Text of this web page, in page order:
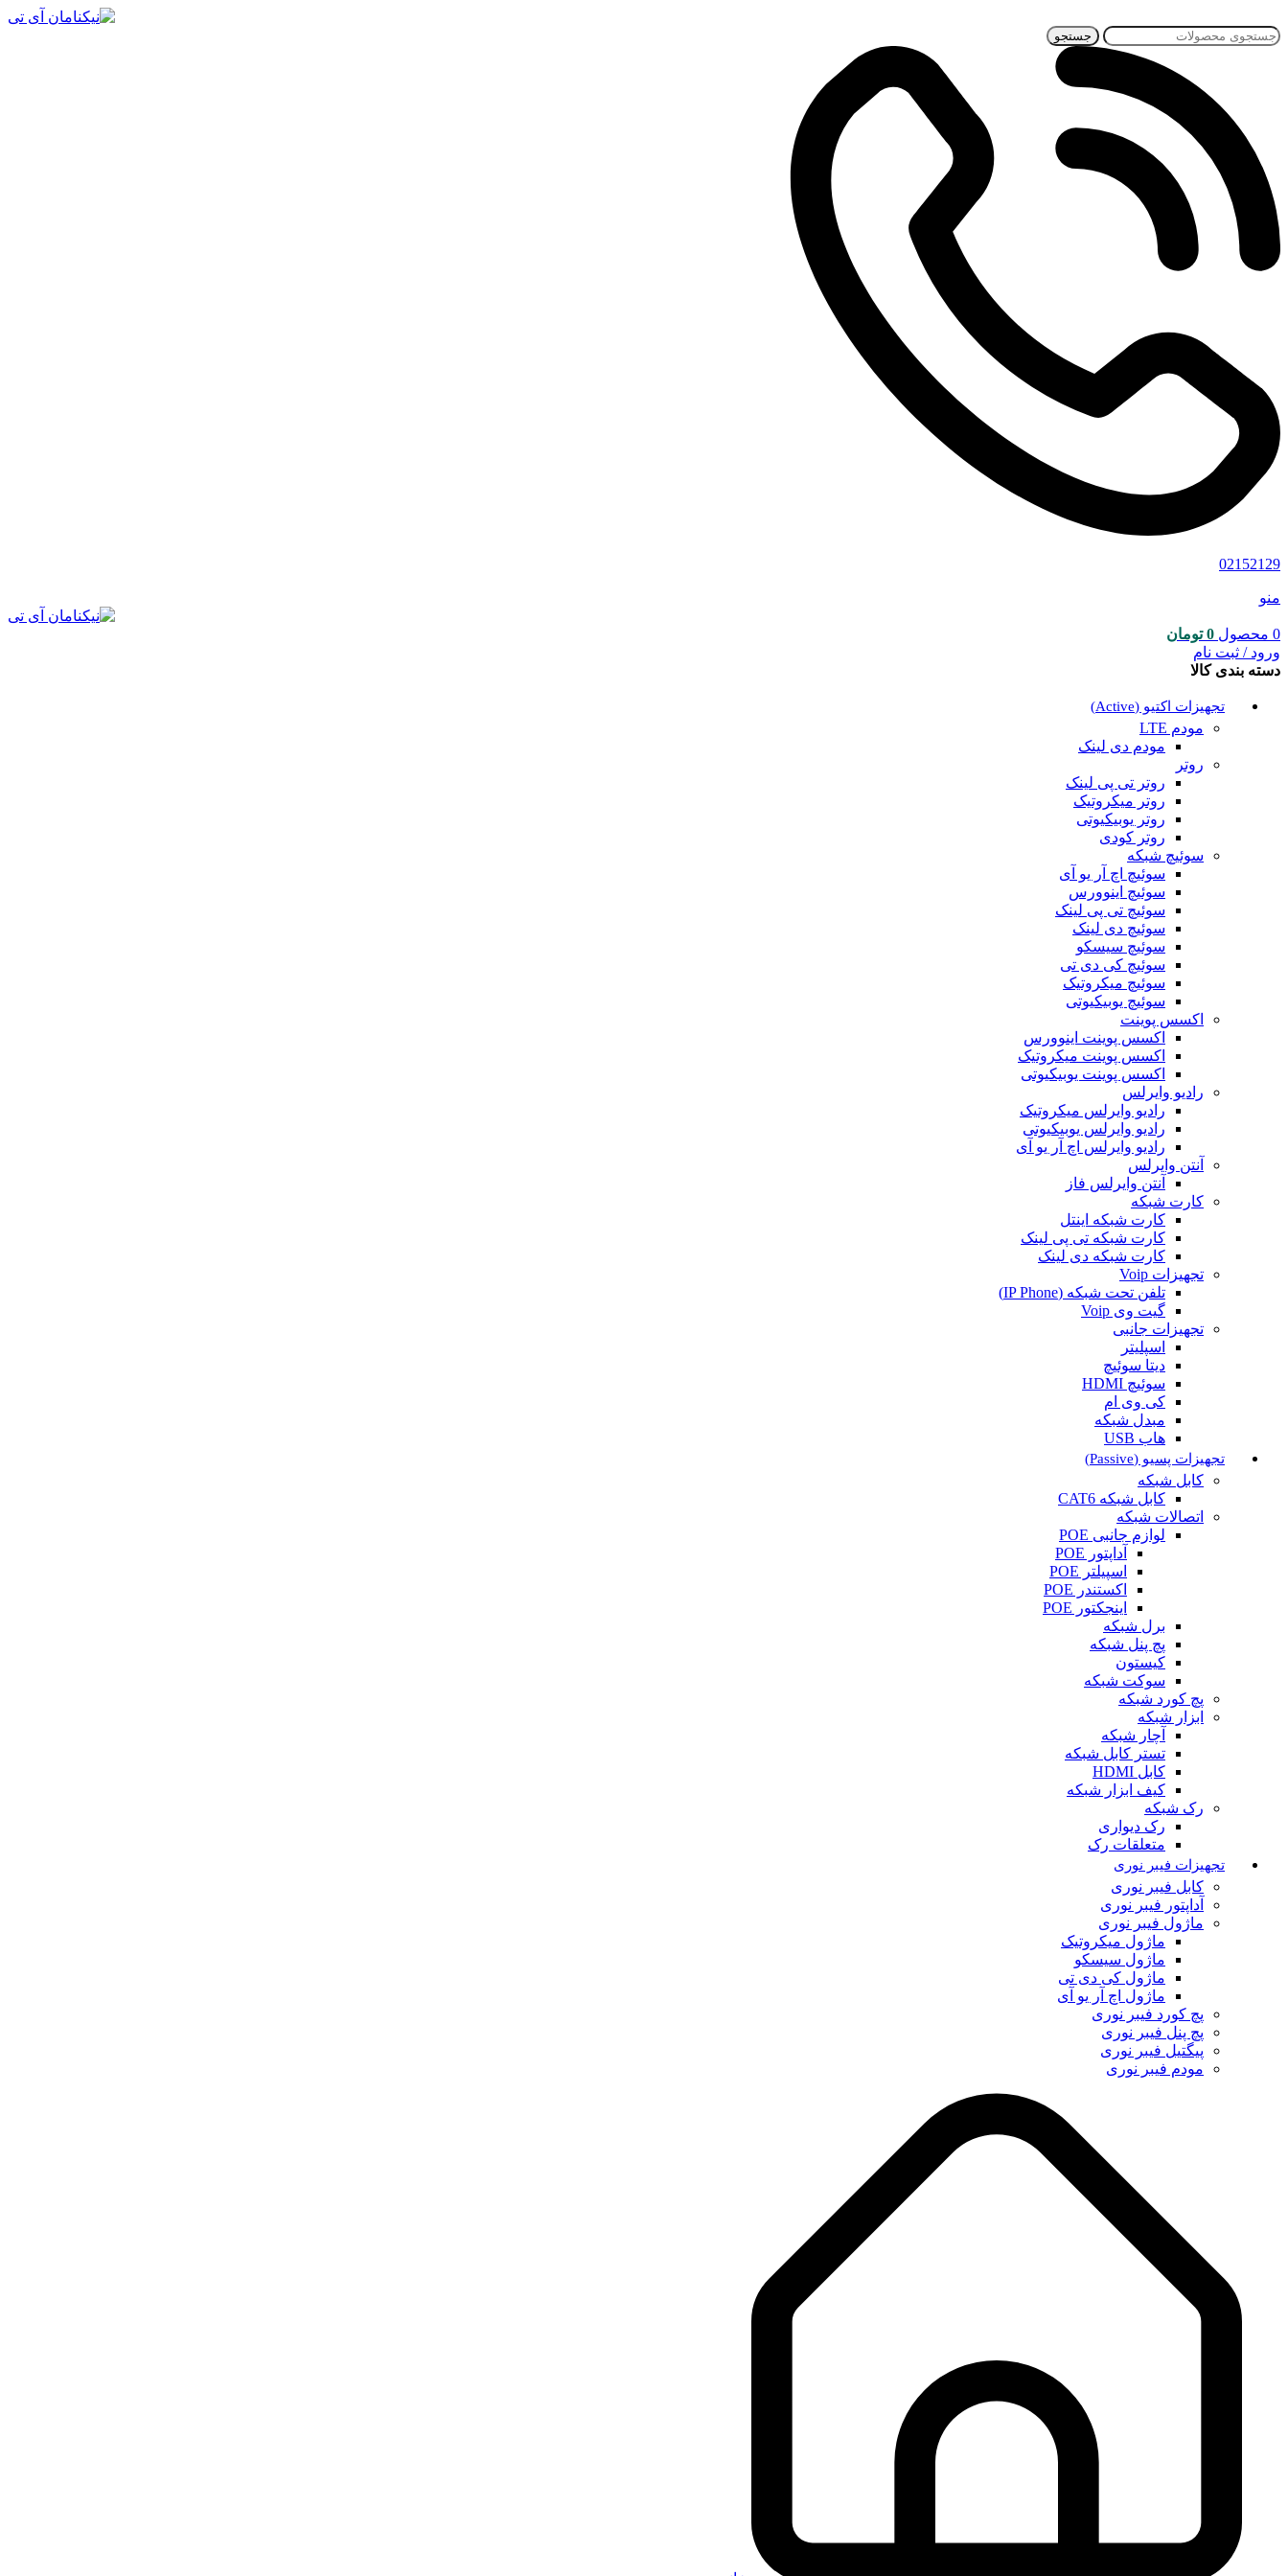
جستجو
02152129
منو
0 محصول 0 تومان
ورود / ثبت نام
دسته بندی کالا
تجهیزات اکتیو (Active)
مودم LTE
مودم دی لینک
روتر
روتر تی پی لینک
روتر میکروتیک
روتر یوبیکیوتی
روتر کودی
سوئیچ شبکه
سوئیچ اچ آر یو آی
سوئیچ اینوورس
سوئیچ تی پی لینک
سوئیچ دی لینک
سوئیچ سیسکو
سوئیچ کی دی تی
سوئیچ میکروتیک
سوئیچ یوبیکیوتی
اکسس پوینت
اکسس پوینت اینوورس
اکسس پوینت میکروتیک
اکسس پوینت یوبیکیوتی
رادیو وایرلس
رادیو وایرلس میکروتیک
رادیو وایرلس یوبیکیوتی
رادیو وایرلس اچ آر یو آی
آنتن وایرلس
آنتن وایرلس فاز
کارت شبکه
کارت شبکه اینتل
کارت شبکه تی پی لینک
کارت شبکه دی لینک
تجهیزات Voip
تلفن تحت شبکه (IP Phone)
گیت وی Voip
تجهیزات جانبی
اسپلیتر
دیتا سوئیچ
سوئیچ HDMI
کی وی ام
مبدل شبکه
هاب USB
تجهیزات پسیو (Passive)
کابل شبکه
کابل شبکه CAT6
اتصالات شبکه
لوازم جانبی POE
آداپتور POE
اسپیلتر POE
اکستندر POE
اینجکتور POE
برل شبکه
پچ پنل شبکه
کیستون
سوکت شبکه
پچ کورد شبکه
ابزار شبکه
آچار شبکه
تستر کابل شبکه
کابل HDMI
کیف ابزار شبکه
رک شبکه
رک دیواری
متعلقات رک
تجهیزات فیبر نوری
کابل فیبر نوری
آداپتور فیبر نوری
ماژول فیبر نوری
ماژول میکروتیک
ماژول سیسکو
ماژول کی دی تی
ماژول اچ آر یو آی
پچ کورد فیبر نوری
پچ پنل فیبر نوری
پیگتیل فیبر نوری
مودم فیبر نوری